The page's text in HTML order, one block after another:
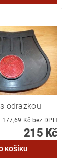
odrazkou
177,69 Kč bez DPH
215 Kč